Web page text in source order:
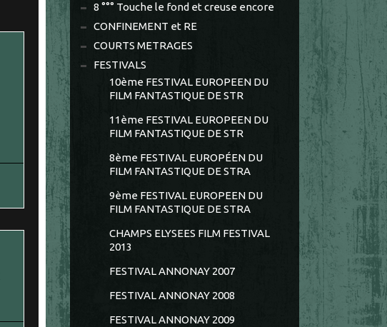
8 °°° Touche le fond et creuse encore
CONFINEMENT et RE
COURTS METRAGES
FESTIVALS
10ème FESTIVAL EUROPEEN DU
FILM FANTASTIQUE DE STR
11ème FESTIVAL EUROPEEN DU
FILM FANTASTIQUE DE STR
8ème FESTIVAL EUROPÉEN DU
FILM FANTASTIQUE DE STRA
9ème FESTIVAL EUROPEEN DU
FILM FANTASTIQUE DE STRA
CHAMPS ELYSEES FILM FESTIVAL
2013
FESTIVAL ANNONAY 2007
FESTIVAL ANNONAY 2008
FESTIVAL ANNONAY 2009